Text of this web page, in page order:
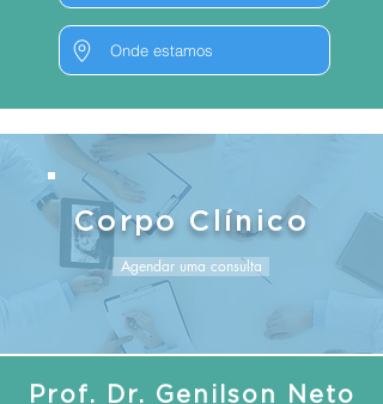
Onde estamos
Corpo Clínico
Agendar uma consulta
Prof. Dr. Genilson Neto